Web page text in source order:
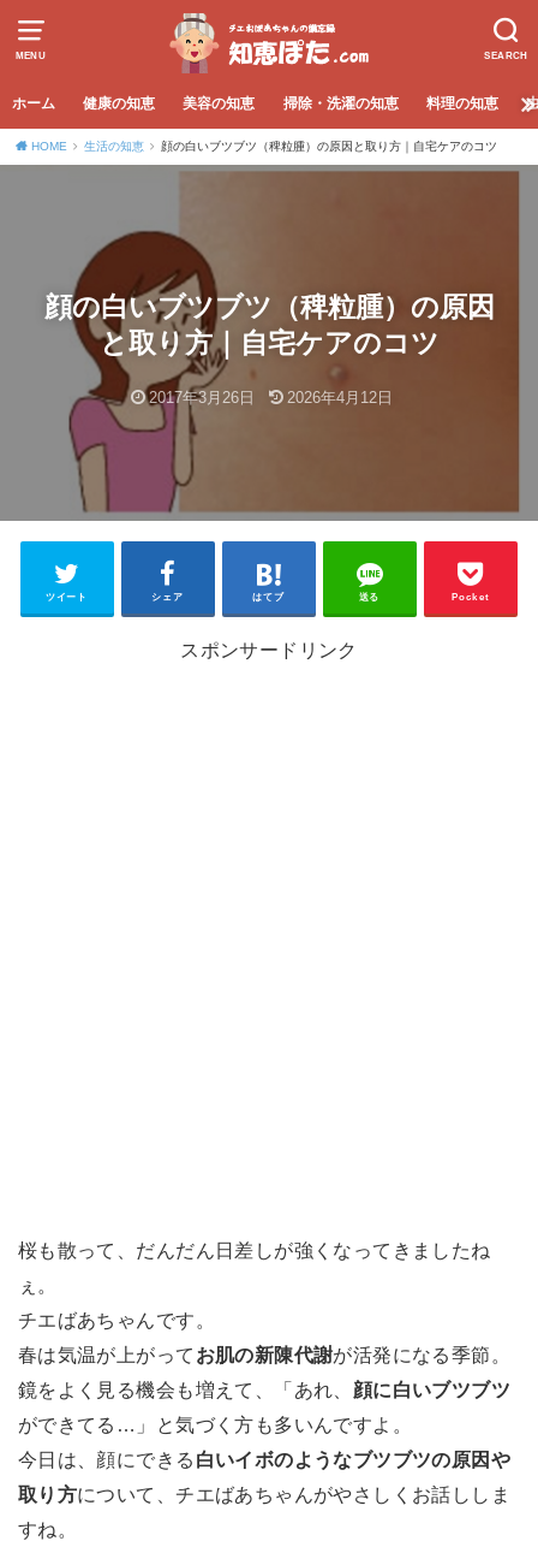
MENU SEARCH
ホーム 健康の知恵 美容の知恵 掃除・洗濯の知恵 料理の知恵
HOME 生活の知恵 顔の白いブツブツ（稗粒腫）の原因と取り方｜自宅ケアのコツ
顔の白いブツブツ（稗粒腫）の原因
と取り方｜自宅ケアのコツ
2017年3月26日 2026年4月12日
ツイート シェア はてブ 送る Pocket
スポンサードリンク
桜も散って、だんだん日差しが強くなってきましたね
ぇ。
チエばあちゃんです。
春は気温が上がって お肌の新陳代謝が活発になる季節。
鏡をよく見る機会も増えて、「あれ、 顔に白いブツブツ
ができてる…」と気づく方も多いんですよ。
今日は、顔にできる 白いイボのようなブツブツの原因や
取り方について、チエばあちゃんがやさしくお話ししま
すね。